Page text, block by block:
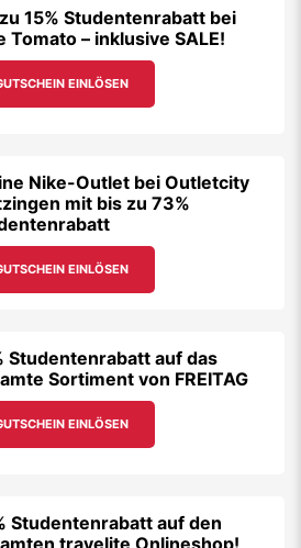
15% Studentenrabatt bei
Tomato – inklusive SALE!
EINLÖSEN
Nike-Outlet bei Outletcity
mit bis zu 73%
EINLÖSEN
Studentenrabatt auf das
Sortiment von FREITAG
EINLÖSEN
Studentenrabatt auf den
travelite Onlineshop!